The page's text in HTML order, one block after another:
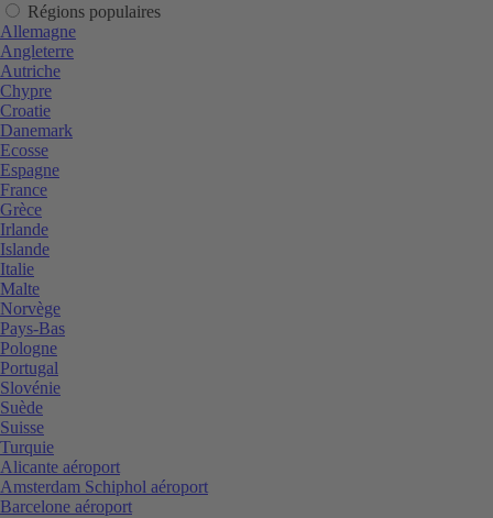
Régions populaires
Allemagne
Angleterre
Autriche
Chypre
Croatie
Danemark
Ecosse
Espagne
France
Grèce
Irlande
Islande
Italie
Malte
Norvège
Pays-Bas
Pologne
Portugal
Slovénie
Suède
Suisse
Turquie
Alicante aéroport
Amsterdam Schiphol aéroport
Barcelone aéroport